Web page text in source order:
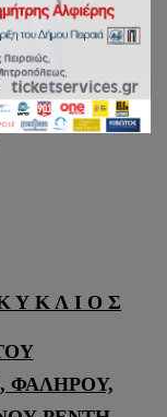
Υ Κ Λ Ι Ο Σ
ΦΑΛΗΡΟΥ,